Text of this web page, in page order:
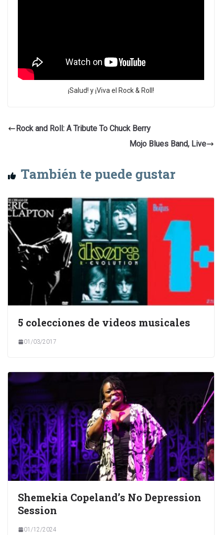
¡Salud! y ¡Viva el Rock & Roll!
Rock and Roll: A Tribute To Chuck Berry
Mojo Blues Band, Live
También te puede gustar
5 colecciones de videos musicales
01/03/2017
Shemekia Copeland’s No Depression
Session
01/12/2024